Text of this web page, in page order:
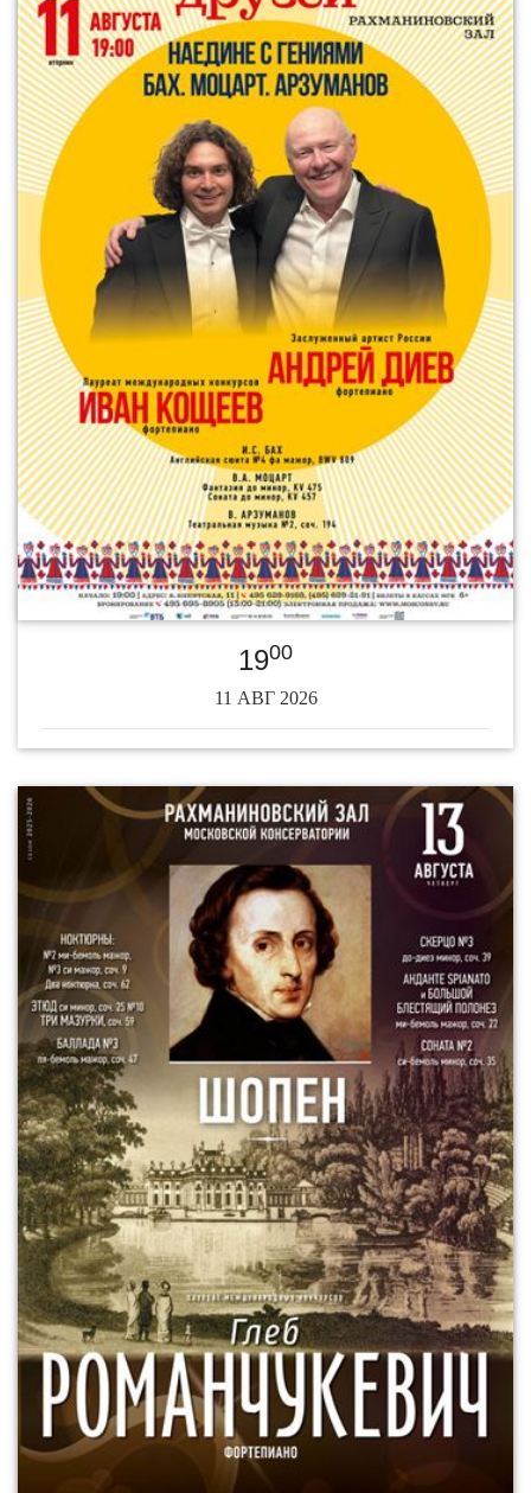
1900
11 АВГ 2026